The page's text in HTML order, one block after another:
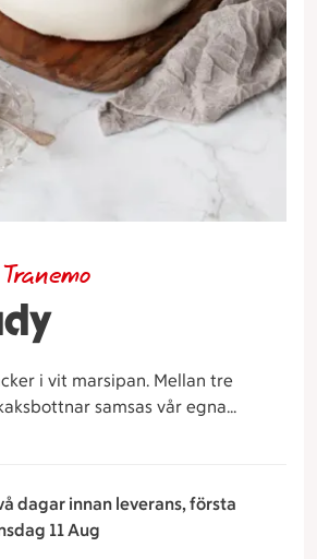
i vit marsipan. Mellan tre
samsas vår egna
grädde och rikligt med hallon.
dagar innan leverans, första
11 Aug